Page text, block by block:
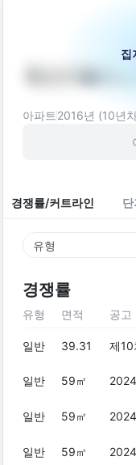
에스디플러
서울특별시 강서구
아파트 2016년 (10년
경쟁률/커트라인 단
유형
경쟁률
집
유형 면적 공고
일반 39.31 제10
일반 59㎡
일반 59㎡
일반 59㎡